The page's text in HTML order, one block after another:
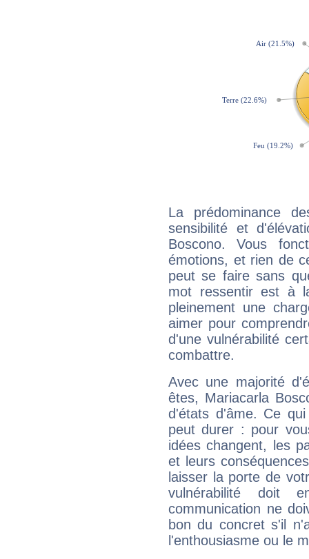
La prédominance
sensibilité et
Boscono. Vous
émotions, et rien de
peut se faire sans
mot ressentir est à
pleinement une
aimer pour
d'une vulnérabilité
combattre.
Avec une majorité
êtes, Mariacarla
d'états d'âme. Ce
peut durer : pour
idées changent, les
et leurs
laisser la porte de
vulnérabilité doit
communication ne
bon du concret s'il
l'enthousiasme ou le